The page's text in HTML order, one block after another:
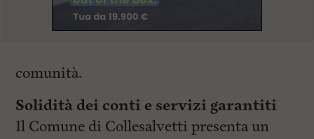
comunità.
Solidità dei conti e servizi garantiti
Il Comune di Collesalvetti presenta un